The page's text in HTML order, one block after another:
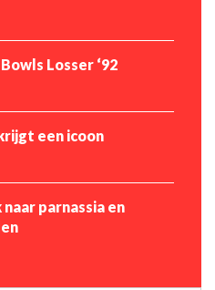
Losser ‘92
een icoon
parnassia en